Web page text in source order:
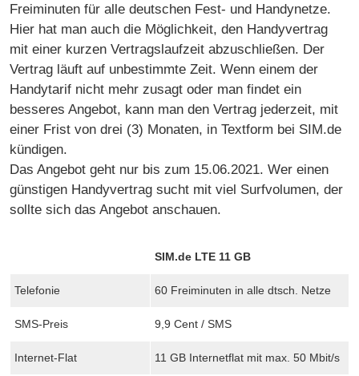
Freiminuten für alle deutschen Fest- und Handynetze.
Hier hat man auch die Möglichkeit, den Handyvertrag
mit einer kurzen Vertragslaufzeit abzuschließen. Der
Vertrag läuft auf unbestimmte Zeit. Wenn einem der
Handytarif nicht mehr zusagt oder man findet ein
besseres Angebot, kann man den Vertrag jederzeit, mit
einer Frist von drei (3) Monaten, in Textform bei SIM.de
kündigen.
Das Angebot geht nur bis zum 15.06.2021. Wer einen
günstigen Handyvertrag sucht mit viel Surfvolumen, der
sollte sich das Angebot anschauen.
SIM.de LTE 11 GB
Telefonie 60 Freiminuten in alle dtsch. Netze
SMS-Preis 9,9 Cent / SMS
Internet-Flat 11 GB Internetflat mit max. 50 Mbit/s